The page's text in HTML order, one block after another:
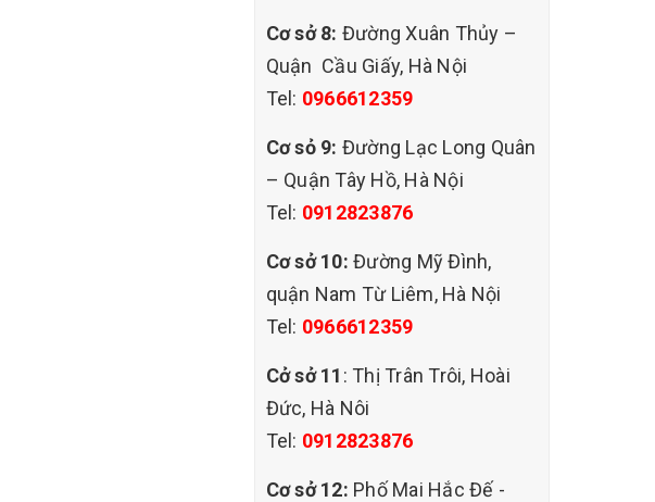
Cơ sở 8: Đường Xuân Thủy –
Quận Cầu Giấy, Hà Nội
Tel: 0966612359
Cơ sỏ 9: Đường Lạc Long Quân
– Quận Tây Hồ, Hà Nội
Tel: 0912823876
Cơ sở 10: Đường Mỹ Đình,
quận Nam Từ Liêm, Hà Nội
Tel: 0966612359
Cở sở 11 : Thị Trân Trôi, Hoài
Đức, Hà Nôi
Tel: 0912823876
Cơ sở 12: Phố Mai Hắc Đế -